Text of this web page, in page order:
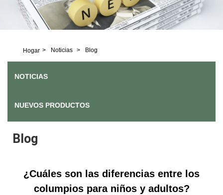
Hogar > Noticias > Blog
NOTICIAS
NUEVOS PRODUCTOS
Blog
¿Cuáles son las diferencias entre los
columpios para niños y adultos?